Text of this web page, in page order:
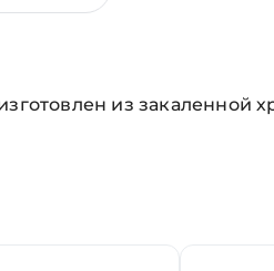
из закаленной